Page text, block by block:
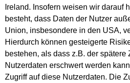
Ireland. Insofern weisen wir darauf
besteht, dass Daten der Nutzer
Union, insbesondere in den USA,
Hierdurch können gesteigerte
bestehen, als dass z.B. der spätere
Nutzerdaten erschwert werden
Zugriff auf diese Nutzerdaten. Die